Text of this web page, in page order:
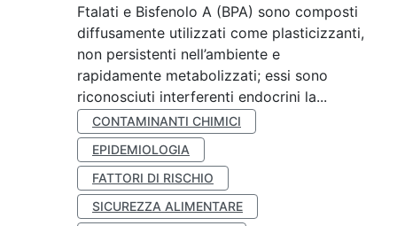
Ftalati e Bisfenolo A (BPA) sono composti
diffusamente utilizzati come plasticizzanti,
non persistenti nell’ambiente e
rapidamente metabolizzati; essi sono
riconosciuti interferenti endocrini la...
CONTAMINANTI CHIMICI
EPIDEMIOLOGIA
FATTORI DI RISCHIO
SICUREZZA ALIMENTARE